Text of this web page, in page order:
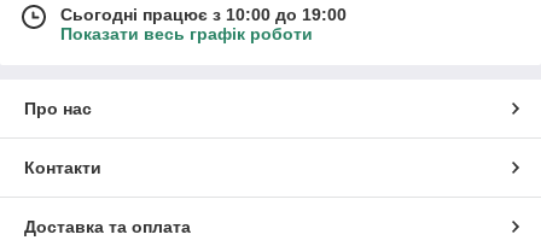
Сьогодні працює з 10:00 до 19:00
Показати весь графік роботи
Про нас
Контакти
Доставка та оплата